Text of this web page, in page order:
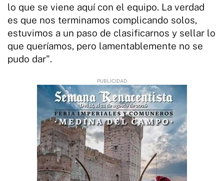
lo que se viene aquí con el equipo. La verdad
es que nos terminamos complicando solos,
estuvimos a un paso de clasificarnos y sellar lo
que queríamos, pero lamentablemente no se
pudo dar".